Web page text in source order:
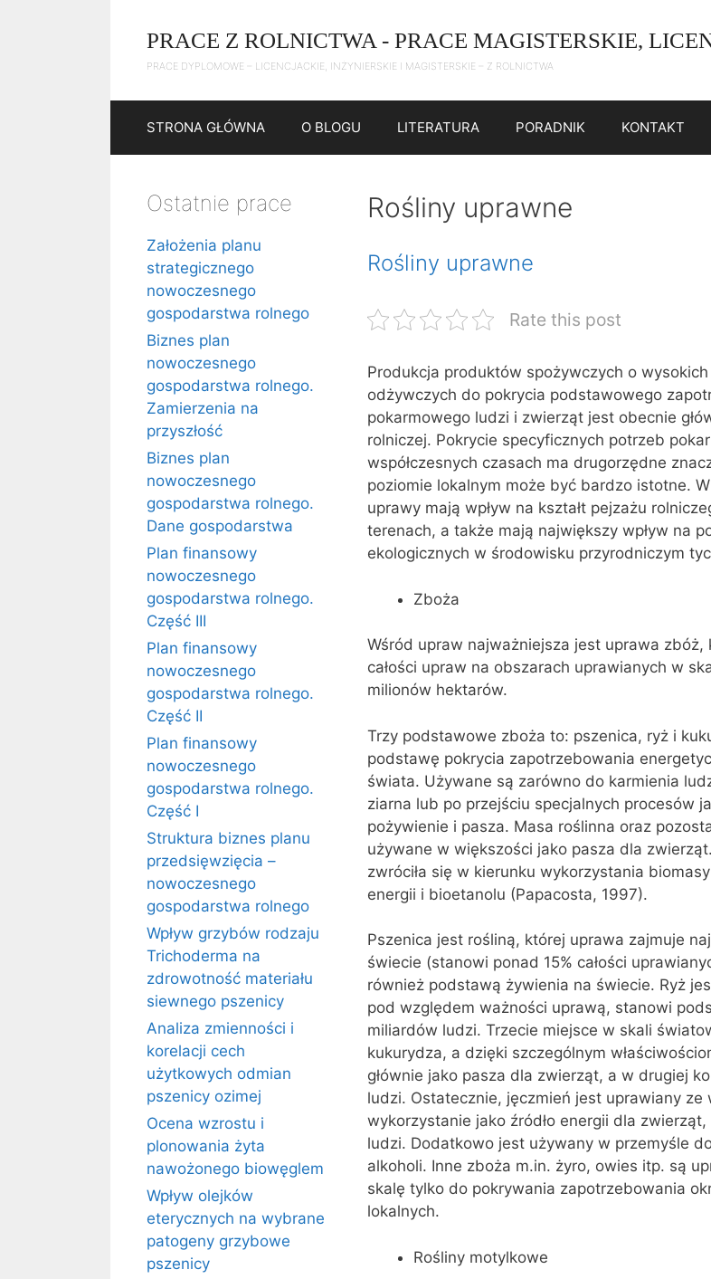
PRACE Z ROLNICTWA - PRACE MAGISTERSKIE,
PRACE DYPLOMOWE – LICENCJACKIE, INŻYNIERSKIE I MAGISTERSKIE – Z ROLNICTWA
STRONA GŁÓWNA O BLOGU LITERATURA PORADNIK KONTAKT
Rośliny uprawne
Rośliny uprawne
Rate this post
Produkcja produktów spożywczych o
odżywczych do pokrycia podstawowego
pokarmowego ludzi i zwierząt jest obecnie
rolniczej. Pokrycie specyficznych potrzeb
współczesnych czasach ma drugorzędne
poziomie lokalnym może być bardzo istotne.
uprawy mają wpływ na kształt pejzażu
terenach, a także mają największy wpływ na
ekologicznych w środowisku przyrodniczym
Zboża
Wśród upraw najważniejsza jest uprawa zbóż,
całości upraw na obszarach uprawianych w
milionów hektarów.
Trzy podstawowe zboża to: pszenica, ryż i
podstawę pokrycia zapotrzebowania
świata. Używane są zarówno do karmienia
ziarna lub po przejściu specjalnych procesów
pożywienie i pasza. Masa roślinna oraz
używane w większości jako pasza dla
zwróciła się w kierunku wykorzystania
energii i bioetanolu (Papacosta, 1997).
Pszenica jest rośliną, której uprawa zajmuje
świecie (stanowi ponad 15% całości
również podstawą żywienia na świecie. Ryż
pod względem ważności uprawą, stanowi
miliardów ludzi. Trzecie miejsce w skali
kukurydza, a dzięki szczególnym
głównie jako pasza dla zwierząt, a w drugiej
ludzi. Ostatecznie, jęczmień jest uprawiany ze
wykorzystanie jako źródło energii dla
ludzi. Dodatkowo jest używany w przemyśle
alkoholi. Inne zboża m.in. żyro, owies itp. są
skalę tylko do pokrywania zapotrzebowania
lokalnych.
Rośliny motylkowe
Ostatnie prace
Założenia planu
strategicznego
nowoczesnego
gospodarstwa rolnego
Biznes plan
nowoczesnego
gospodarstwa rolnego.
Zamierzenia na
przyszłość
Biznes plan
nowoczesnego
gospodarstwa rolnego.
Dane gospodarstwa
Plan finansowy
nowoczesnego
gospodarstwa rolnego.
Część III
Plan finansowy
nowoczesnego
gospodarstwa rolnego.
Część II
Plan finansowy
nowoczesnego
gospodarstwa rolnego.
Część I
Struktura biznes planu
przedsięwzięcia –
nowoczesnego
gospodarstwa rolnego
Wpływ grzybów rodzaju
Trichoderma na
zdrowotność materiału
siewnego pszenicy
Analiza zmienności i
korelacji cech
użytkowych odmian
pszenicy ozimej
Ocena wzrostu i
plonowania żyta
nawożonego biowęglem
Wpływ olejków
eterycznych na wybrane
patogeny grzybowe
pszenicy